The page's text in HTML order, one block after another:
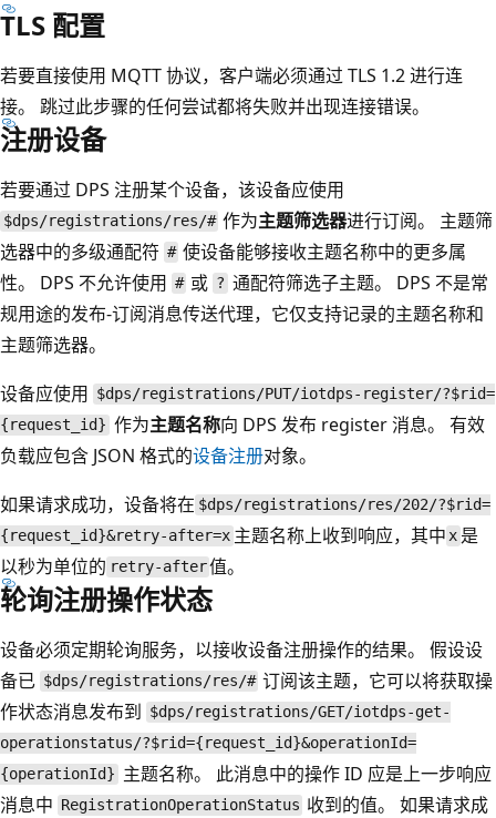
TLS 配置
若要直接使用 MQTT 协议，客户端必须通过 TLS 1.2 进行连
接。 跳过此步骤的任何尝试都将失败并出现连接错误。
注册设备
若要通过 DPS 注册某个设备，该设备应使用
$dps/registrations/res/# 作为主题筛选器进行订阅。 主题筛
选器中的多级通配符 # 使设备能够接收主题名称中的更多属
性。 DPS 不允许使用 # 或 ? 通配符筛选子主题。 DPS 不是常
规用途的发布-订阅消息传送代理，它仅支持记录的主题名称和
主题筛选器。
设备应使用 $dps/registrations/PUT/iotdps-register/?$rid=
{request_id} 作为主题名称向 DPS 发布 register 消息。 有效
负载应包含 JSON 格式的设备注册对象。
如果请求成功，设备将在 $dps/registrations/res/202/?$rid=
{request_id}&retry-after=x 主题名称上收到响应，其中 x 是
以秒为单位的 retry-after值。
轮询注册操作状态
设备必须定期轮询服务，以接收设备注册操作的结果。 假设设
备已 $dps/registrations/res/# 订阅该主题，它可以将获取操
作状态消息发布到 $dps/registrations/GET/iotdps-get-
operationstatus/?$rid={request_id}&operationId=
{operationId} 主题名称。 此消息中的操作 ID 应是上一步响应
消息中 RegistrationOperationStatus 收到的值。 如果请求成